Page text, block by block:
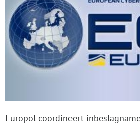
Europol coordineert